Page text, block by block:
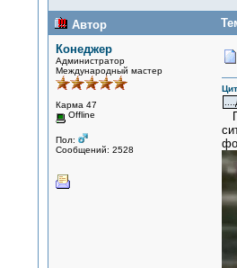
Автор
Конеджер
Администратор
Международный мастер
Карма 47
Offline
Пол:
Сообщений: 2528